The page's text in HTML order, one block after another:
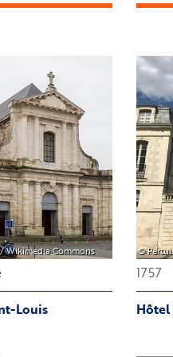
Louverture
Wikimedia Commons
Louis
Image
©
1757
Hôtel